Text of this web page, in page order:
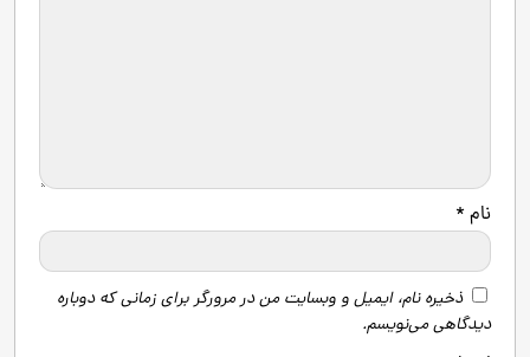
نام *
ذخیره نام، ایمیل و وبسایت من در مرورگر برای زمانی که دوباره
دیدگاهی می‌نویسم.